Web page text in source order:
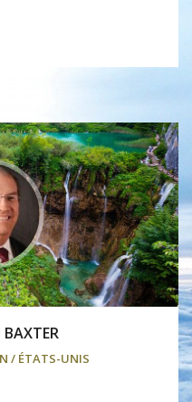
/ ÉTATS-UNIS